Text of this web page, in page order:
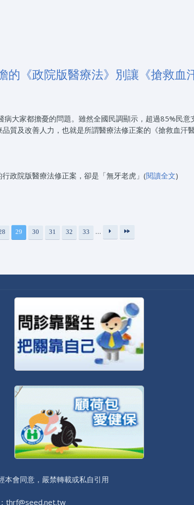
的《政院版醫療法》別讓《搶救血
大家都擔憂的問題。雖然全國民調顯示，超過85%民意
質及改善人力，也就是所謂醫療法修正案的《搶救血汗
政院版醫療法修正案，卻是「無牙老虎」(閱讀全文)
29 30 31 32 33 …
會同意，嚴禁轉載或私自引用